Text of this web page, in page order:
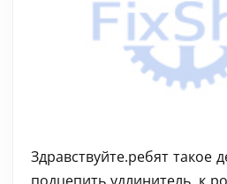
Здравствуйте.ребят такое